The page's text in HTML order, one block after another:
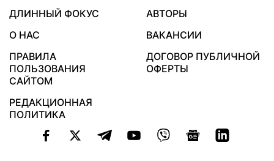
ДЛИННЫЙ ФОКУС
АВТОРЫ
О НАС
ВАКАНСИИ
ПРАВИЛА
ПОЛЬЗОВАНИЯ
САЙТОМ
ДОГОВОР ПУБЛИЧНОЙ
ОФЕРТЫ
РЕДАКЦИОННАЯ
ПОЛИТИКА